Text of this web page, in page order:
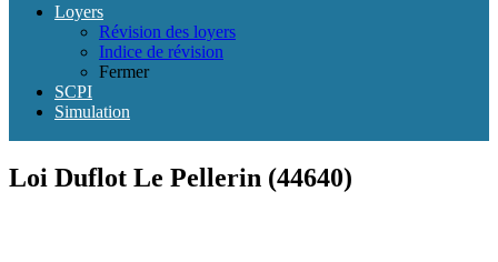
Loyers
Révision des loyers
Indice de révision
Fermer
SCPI
Simulation
Loi Duflot Le Pellerin (44640)